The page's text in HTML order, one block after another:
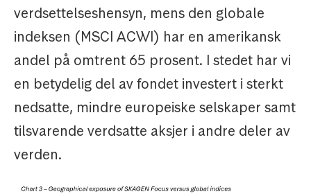
verdsettelseshensyn, mens den globale
indeksen (MSCI ACWI) har en amerikansk
andel på omtrent 65 prosent. I stedet har vi
en betydelig del av fondet investert i sterkt
nedsatte, mindre europeiske selskaper samt
tilsvarende verdsatte aksjer i andre deler av
verden.